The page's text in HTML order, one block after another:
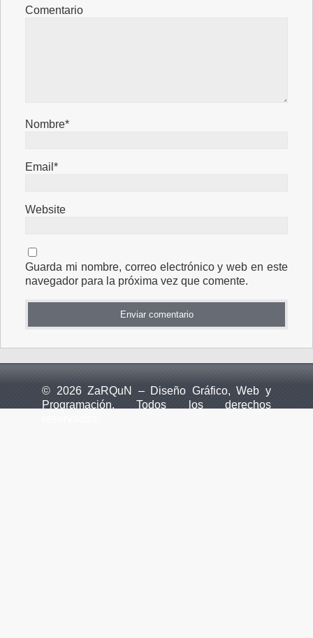
Comentario
Nombre*
Email*
Website
Guarda mi nombre, correo electrónico y web en este
navegador para la próxima vez que comente.
© 2026 ZaRQuN – Diseño Gráfico, Web y
Programación. Todos los derechos